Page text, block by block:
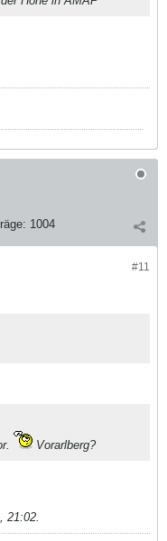
1004
#11
Vorarlberg?
21:02.